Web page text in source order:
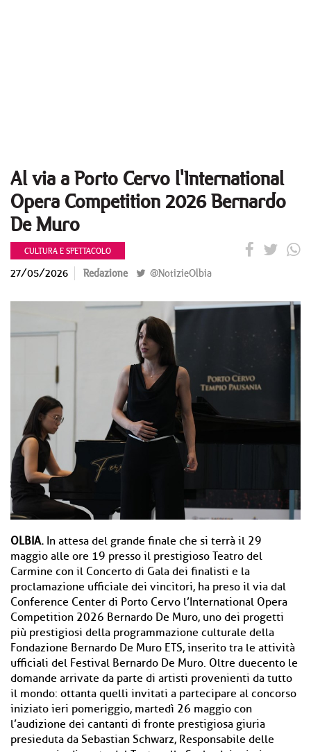
Al via a Porto Cervo l'International
Opera Competition 2026 Bernardo
De Muro
CULTURA E SPETTACOLO
27/05/2026 Redazione @NotizieOlbia
OLBIA. In attesa del grande finale che si terrà il 29
maggio alle ore 19 presso il prestigioso Teatro del
Carmine con il Concerto di Gala dei finalisti e la
proclamazione ufficiale dei vincitori, ha preso il via dal
Conference Center di Porto Cervo l’International Opera
Competition 2026 Bernardo De Muro, uno dei progetti
più prestigiosi della programmazione culturale della
Fondazione Bernardo De Muro ETS, inserito tra le attività
ufficiali del Festival Bernardo De Muro. Oltre duecento le
domande arrivate da parte di artisti provenienti da tutto
il mondo: ottanta quelli invitati a partecipare al concorso
iniziato ieri pomeriggio, martedì 26 maggio con
l’audizione dei cantanti di fronte prestigiosa giuria
presieduta da Sebastian Schwarz, Responsabile delle